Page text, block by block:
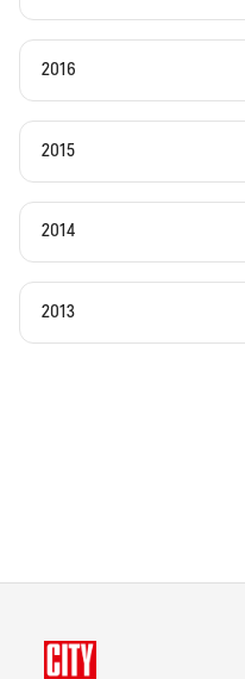
2016
2015
2014
2013